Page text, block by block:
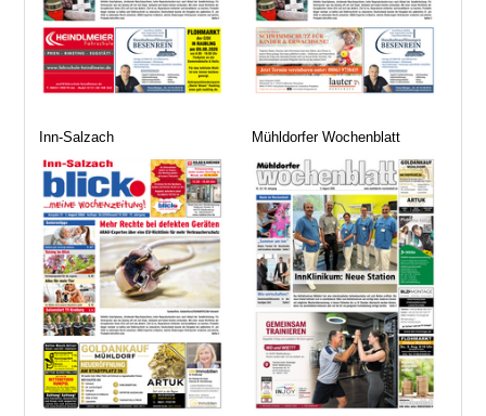
Inn-Salzach Mühldorfer Wochenblatt